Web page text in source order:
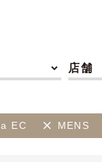
店舗
EC MENS